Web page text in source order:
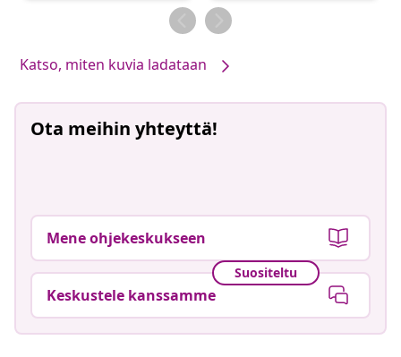
Katso, miten kuvia ladataan
Ota meihin yhteyttä!
Mene ohjekeskukseen
Suositeltu
Keskustele kanssamme